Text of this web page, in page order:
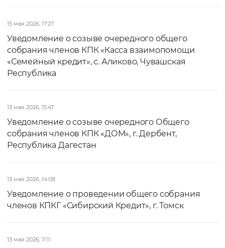
15 мая 2026, 17:27
Уведомление о созыве очередного общего
собрания членов КПК «Касса взаимопомощи
«Семейный кредит», с. Аликово, Чувашская
Республика
13 мая 2026, 15:47
Уведомление о созыве очередного Общего
собрания членов КПК «ДОМ», г. Дербент,
Республика Дагестан
13 мая 2026, 14:08
Уведомление о проведении общего собрания
членов КПКГ «Сибирский Кредит», г. Томск
13 мая 2026, 11:11